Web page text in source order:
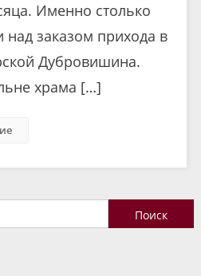
Именно столько
над заказом прихода в
Дубровишина.
храма […]
Найти: